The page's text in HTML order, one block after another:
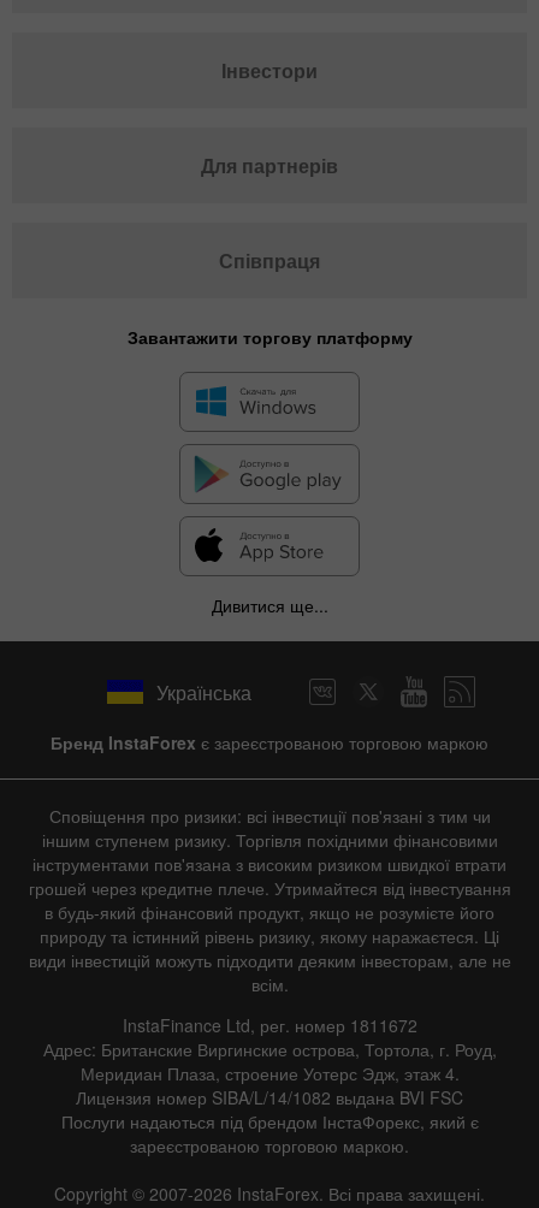
Інвестори
Для партнерів
Співпраця
Завантажити торгову платформу
Дивитися ще...
Українська
Бренд InstaForex є зареєстрованою торговою маркою
Сповіщення про ризики: всі інвестиції пов'язані з тим чи
іншим ступенем ризику. Торгівля похідними фінансовими
інструментами пов'язана з високим ризиком швидкої втрати
грошей через кредитне плече. Утримайтеся від інвестування
в будь-який фінансовий продукт, якщо не розумієте його
природу та істинний рівень ризику, якому наражаєтеся. Ці
види інвестицій можуть підходити деяким інвесторам, але не
всім.
InstaFinance Ltd, рег. номер 1811672
Адрес: Британские Виргинские острова, Тортола, г. Роуд,
Меридиан Плаза, строение Уотерс Эдж, этаж 4.
Лицензия номер SIBA/L/14/1082 выдана BVI FSC
Послуги надаються під брендом ІнстаФорекс, який є
зареєстрованою торговою маркою.
Copyright © 2007-2026 InstaForex. Всі права захищені.